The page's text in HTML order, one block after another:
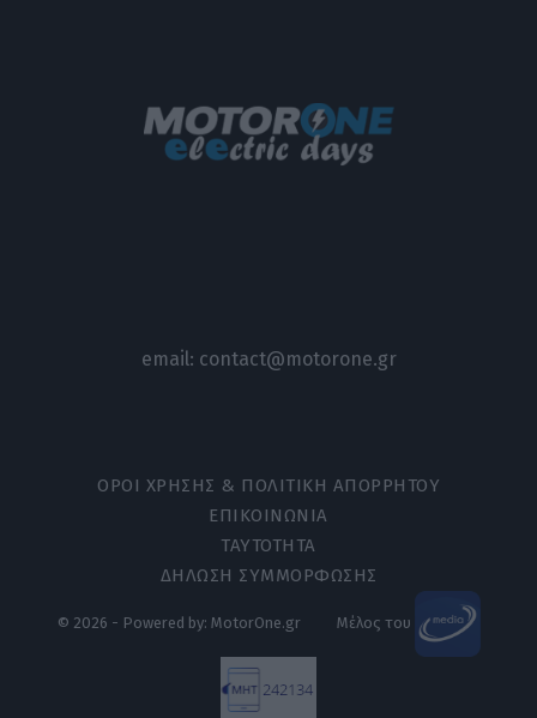
email: contact@motorone.gr
ΟΡΟΙ ΧΡΗΣΗΣ & ΠΟΛΙΤΙΚΗ ΑΠΟΡΡΗΤΟΥ
ΕΠΙΚΟΙΝΩΝΙΑ
ΤΑΥΤΟΤΗΤΑ
ΔΗΛΩΣΗ ΣΥΜΜΟΡΦΩΣΗΣ
© 2026 - Powered by: MotorOne.gr Μέλος του